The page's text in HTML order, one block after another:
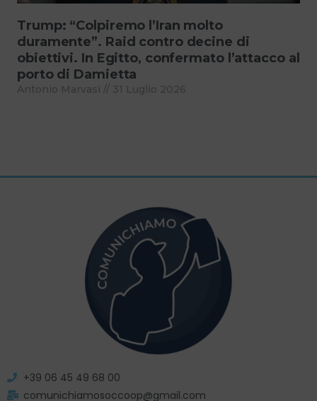
Trump: “Colpiremo l’Iran molto
duramente”. Raid contro decine di
obiettivi. In Egitto, confermato l’attacco al
porto di Damietta
Antonio Marvasi 31 Luglio 2026
+39 06 45 49 68 00
comunichiamosoccoop@gmail.com